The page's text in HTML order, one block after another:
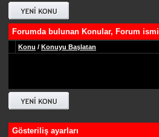
Forumda bulunan Konular, Forum ismi
Konu / Konuyu Başlatan
Gösteriliş ayarları